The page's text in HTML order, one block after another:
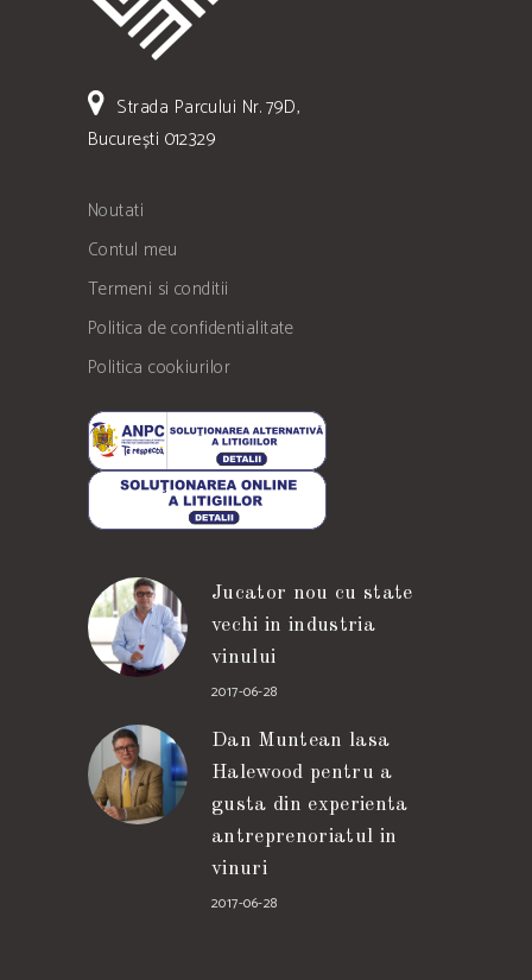
Strada Parcului Nr. 79D,
București 012329
Noutati
Contul meu
Termeni si conditii
Politica de confidentialitate
Politica cookiurilor
Jucator nou cu state
vechi in industria
vinului
2017-06-28
Dan Muntean lasa
Halewood pentru a
gusta din experienta
antreprenoriatul in
vinuri
2017-06-28